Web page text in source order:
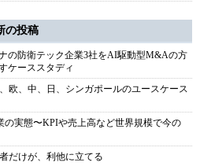
の投稿
の防衛テック企業3社をAI駆動型M&Aの方
ケーススタディ
欧、中、日、シンガポールのユースケース
の実態〜KPIや売上高など世界規模で今の
だけが、利他に立てる